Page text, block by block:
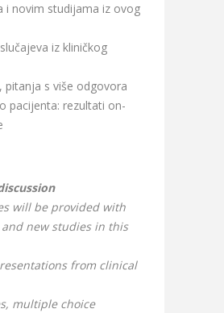
i novim studijama iz ovog
iz kliničkog
pitanja s više odgovora
pacijenta: rezultati on-
will be provided with
and new studies in this
from clinical
multiple choice